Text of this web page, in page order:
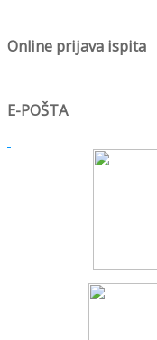
Online prijava ispita
E-POŠTA